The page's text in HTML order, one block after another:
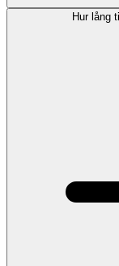
Hur lång